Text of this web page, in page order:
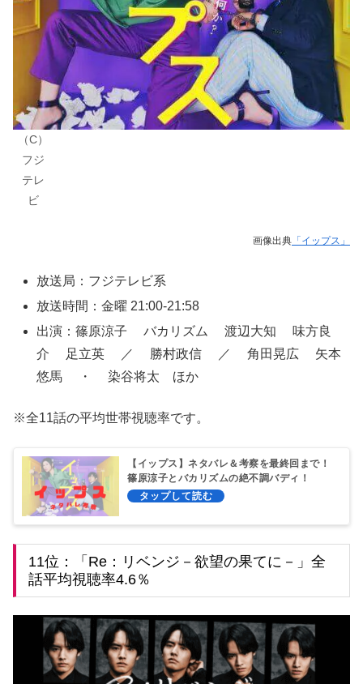
（C）
フジ
テレ
ビ
画像出典 「イップス」
放送局：フジテレビ系
放送時間：金曜 21:00-21:58
出演：篠原涼子 バカリズム 渡辺大知 味方良
介 足立英 ／ 勝村政信 ／ 角田晃広 矢本
悠馬 ・ 染谷将太 ほか
※全11話の平均世帯視聴率です。
【イップス】ネタバレ＆考察を最終回まで！
篠原涼子とバカリズムの絶不調バディ！
11位：「Re：リベンジ－欲望の果てに－」全
話平均視聴率4.6％